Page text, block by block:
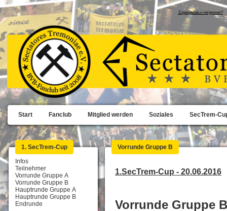
Zugangsdaten vergessen?
Start Fanclub Mitglied werden Soziales SecTrem-
1. SecTrem-Cup
Infos
Teilnehmer
Vorrunde Gruppe A
Vorrunde Gruppe B
Hauptrunde Gruppe A
Hauptrunde Gruppe B
Endrunde
Vorrunde Gruppe B
1.SecTrem-Cup - 20.06.2016
Vorrunde Gruppe B